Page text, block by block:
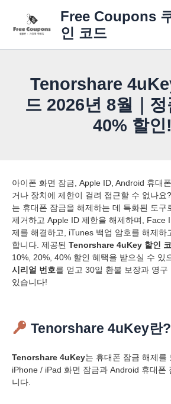
Free Coupons
인 코드
Tenorshare
드 2026년 8월｜
40% 할인!
아이폰 화면 잠금, Apple ID, Android 휴대
거나 장치에 제한이 걸려 접근할 수 없나요?
는 휴대폰 잠금을 해제하는 데 특화된 도구
제거하고 Apple ID 제한을 해제하며, Face
제를 해결하고, iTunes 백업 암호를 해제하
합니다. 제공된 Tenorshare 4uKey 할인
10%, 20%, 40% 할인 혜택을 받으실 수 있
시리얼 번호를 얻고 30일 환불 보장과 영
있습니다!
Tenorshare 4uKey란?
Tenorshare 4uKey는 휴대폰 잠금 해제를
iPhone / iPad 화면 잠금과 Android 휴대폰
니다.